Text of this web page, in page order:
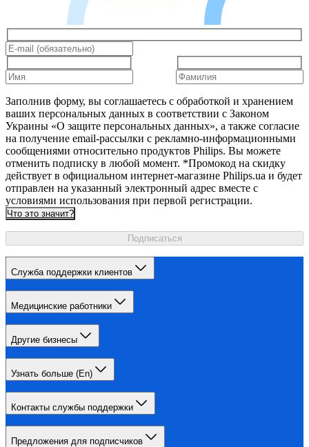
Заполнив форму, вы соглашаетесь с обработкой и хранением
ваших персональных данных в соответствии с Законом
Украины «О защите персональных данных», а также согласие
на получение email-рассылки с рекламно-информационными
сообщениями относительно продуктов Philips. Вы можете
отменить подписку в любой момент. *Промокод на скидку
действует в официальном интернет-магазине Philips.ua и будет
отправлен на указанный электронный адрес вместе с
условиями использования при первой регистрации.
Что это значит?
Подписаться
Служба поддержки клиентов
Медицинские работники
Другие бизнесы
Узнать больше (En)
Контакты службы поддержки
Предложения для подписчиков